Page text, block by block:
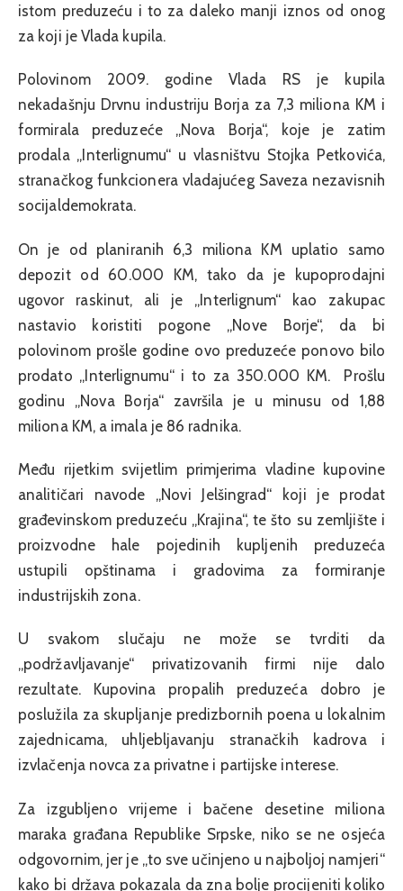
istom preduzeću i to za daleko manji iznos od onog
za koji je Vlada kupila.
Polovinom 2009. godine Vlada RS je kupila
nekadašnju Drvnu industriju Borja za 7,3 miliona KM i
formirala preduzeće „Nova Borja“, koje je zatim
prodala „Interlignumu“ u vlasništvu Stojka Petkovića,
stranačkog funkcionera vladajućeg Saveza nezavisnih
socijaldemokrata.
On je od planiranih 6,3 miliona KM uplatio samo
depozit od 60.000 KM, tako da je kupoprodajni
ugovor raskinut, ali je „Interlignum“ kao zakupac
nastavio koristiti pogone „Nove Borje“, da bi
polovinom prošle godine ovo preduzeće ponovo bilo
prodato „Interlignumu“ i to za 350.000 KM. Prošlu
godinu „Nova Borja“ završila je u minusu od 1,88
miliona KM, a imala je 86 radnika.
Među rijetkim svijetlim primjerima vladine kupovine
analitičari navode „Novi Jelšingrad“ koji je prodat
građevinskom preduzeću „Krajina“, te što su zemljište i
proizvodne hale pojedinih kupljenih preduzeća
ustupili opštinama i gradovima za formiranje
industrijskih zona.
U svakom slučaju ne može se tvrditi da
„podržavljavanje“ privatizovanih firmi nije dalo
rezultate. Kupovina propalih preduzeća dobro je
poslužila za skupljanje predizbornih poena u lokalnim
zajednicama, uhljebljavanju stranačkih kadrova i
izvlačenja novca za privatne i partijske interese.
Za izgubljeno vrijeme i bačene desetine miliona
maraka građana Republike Srpske, niko se ne osjeća
odgovornim, jer je „to sve učinjeno u najboljoj namjeri“
kako bi država pokazala da zna bolje procijeniti koliko